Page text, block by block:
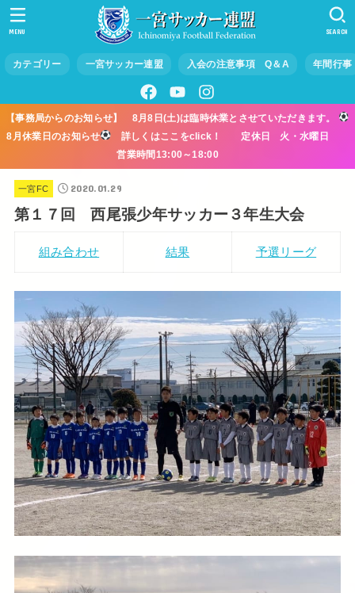
カテゴリー 一宮サッカー連盟 入会の注意事項 Q＆A 年間行事
SEARCH
MENU
【事務局からのお知らせ】 8月8日(土)は臨時休業とさせていただきます。
8月休業日のお知らせ
詳しくはここをclick！ 定休日 火・水曜日
営業時間13:00～18:00
一宮FC 2020.01.29
第１７回 西尾張少年サッカー３年生大会
組み合わせ 結果 予選リーグ